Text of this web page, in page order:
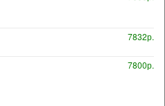
7832р.
7800р.